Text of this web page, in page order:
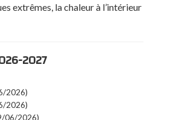
extrêmes, la chaleur à l’intérieur
2027
2026)
2026)
06/2026)